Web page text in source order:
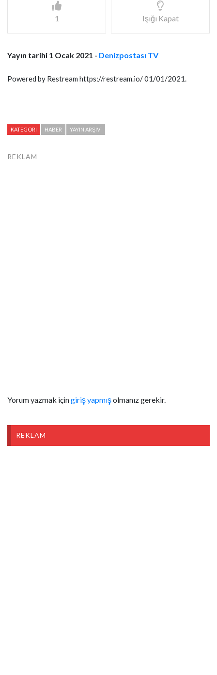
1 Işığı Kapat
Yayın tarihi 1 Ocak 2021 - Denizpostası TV
Powered by Restream https://restream.io/ 01/01/2021.
KATEGORI HABER YAYIN ARŞIVI
REKLAM
Yorum yazmak içingiriş yapmışolmanız gerekir.
REKLAM